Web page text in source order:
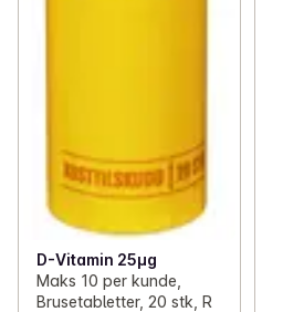
D-Vitamin 25µg
Maks 10 per kunde,
Brusetabletter, 20 stk, R